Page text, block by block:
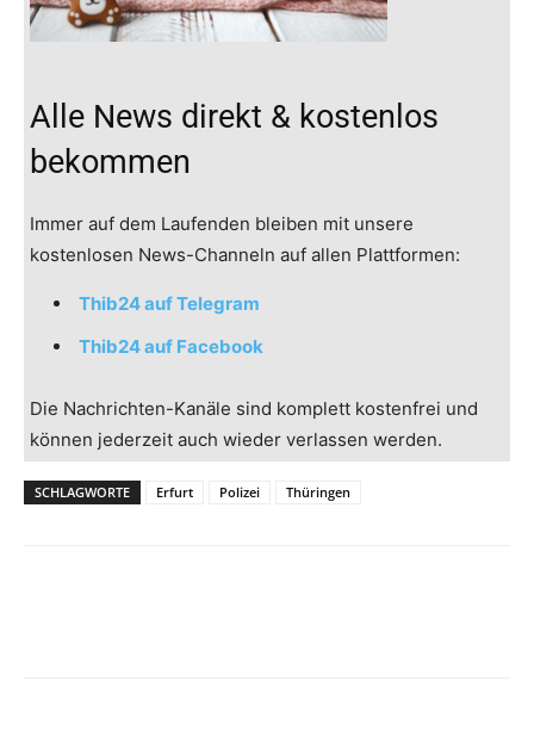
Alle News direkt & kostenlos
bekommen
Immer auf dem Laufenden bleiben mit unsere
kostenlosen News-Channeln auf allen Plattformen:
Thib24 auf Telegram
Thib24 auf Facebook
Die Nachrichten-Kanäle sind komplett kostenfrei und
können jederzeit auch wieder verlassen werden.
SCHLAGWORTE Erfurt Polizei Thüringen